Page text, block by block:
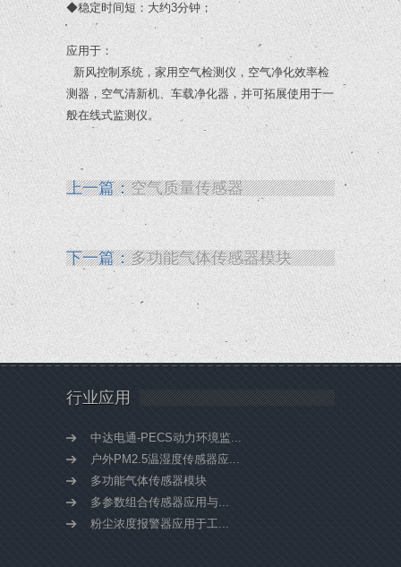
◆稳定时间短：大约3分钟；
应用于：
新风控制系统，家用空气检测仪，空气净化效率检
测器，空气清新机、车载净化器，并可拓展使用于一
般在线式监测仪。
上一篇：空气质量传感器
下一篇：多功能气体传感器模块
行业应用
中达电通-PECS动力环境监...
户外PM2.5温湿度传感器应...
多功能气体传感器模块
多参数组合传感器应用与...
粉尘浓度报警器应用于工...